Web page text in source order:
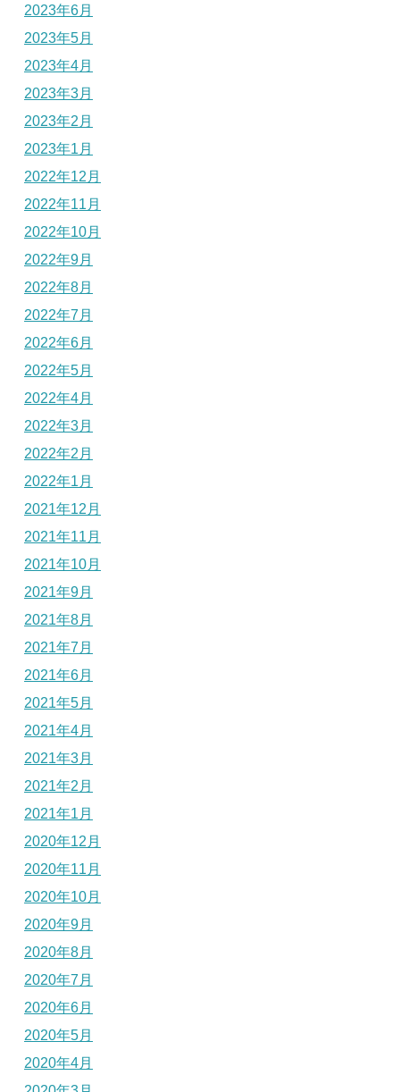
2023年6月
2023年5月
2023年4月
2023年3月
2023年2月
2023年1月
2022年12月
2022年11月
2022年10月
2022年9月
2022年8月
2022年7月
2022年6月
2022年5月
2022年4月
2022年3月
2022年2月
2022年1月
2021年12月
2021年11月
2021年10月
2021年9月
2021年8月
2021年7月
2021年6月
2021年5月
2021年4月
2021年3月
2021年2月
2021年1月
2020年12月
2020年11月
2020年10月
2020年9月
2020年8月
2020年7月
2020年6月
2020年5月
2020年4月